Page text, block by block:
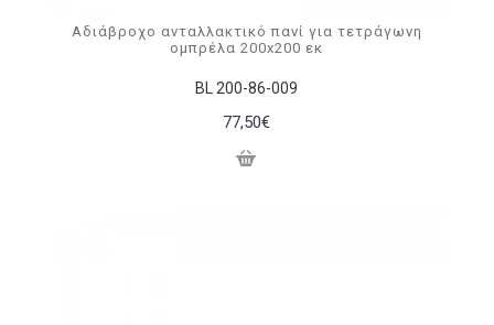
BL 200-86-009
Αδιάβροχο ανταλλακτικό πανί για τετράγωνη
ομπρέλα 200x200 εκ
77,50€